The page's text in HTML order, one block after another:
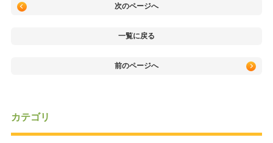
次のページへ
一覧に戻る
前のページへ
カテゴリ